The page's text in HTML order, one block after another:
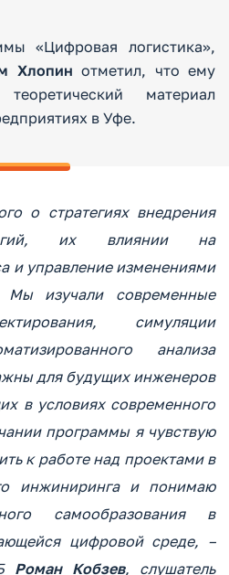
«Цифровая логистика»,
Хлопин отметил, что ему
материал
в Уфе.
о стратегиях внедрения
их влиянии на
и управление изменениями
Мы изучали современные
симуляции
анализа
для будущих инженеров
в условиях современного
программы я чувствую
к работе над проектами в
инжиниринга и понимаю
самообразования в
цифровой среде, –
Роман Кобзев, слушатель